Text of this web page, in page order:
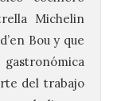
Michelin
Bou y que
del trabajo